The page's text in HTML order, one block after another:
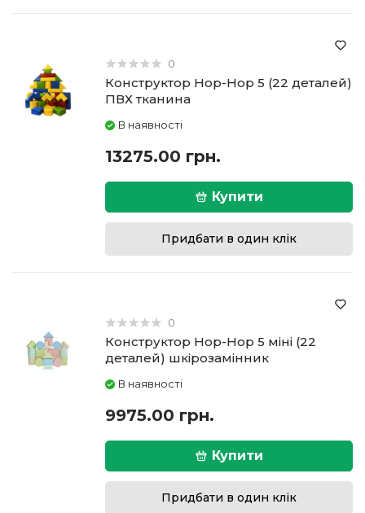
0
Конструктор Hop-Hop 5 (22 деталей)
ПВХ тканина
В наявності
13275.00 грн.
Купити
Придбати в один клік
0
Конструктор Hop-Hop 5 міні (22
деталей) шкірозамінник
В наявності
9975.00 грн.
Купити
Придбати в один клік